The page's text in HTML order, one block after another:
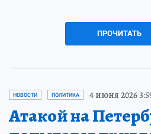
ПРОЧИТАТЬ
НОВОСТИ ПОЛИТИКА 4 июня 2026
Атакой на